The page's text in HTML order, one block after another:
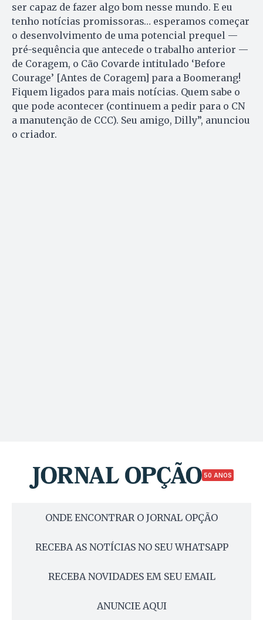
ser capaz de fazer algo bom nesse mundo. E eu
tenho notícias promissoras… esperamos começar
o desenvolvimento de uma potencial prequel —
pré-sequência que antecede o trabalho anterior —
de Coragem, o Cão Covarde intitulado ‘Before
Courage’ [Antes de Coragem] para a Boomerang!
Fiquem ligados para mais notícias. Quem sabe o
que pode acontecer (continuem a pedir para o CN
a manutenção de CCC). Seu amigo, Dilly”, anunciou
o criador.
50 ANOS
ONDE ENCONTRAR O JORNAL OPÇÃO
RECEBA AS NOTÍCIAS NO SEU WHATSAPP
RECEBA NOVIDADES EM SEU EMAIL
ANUNCIE AQUI